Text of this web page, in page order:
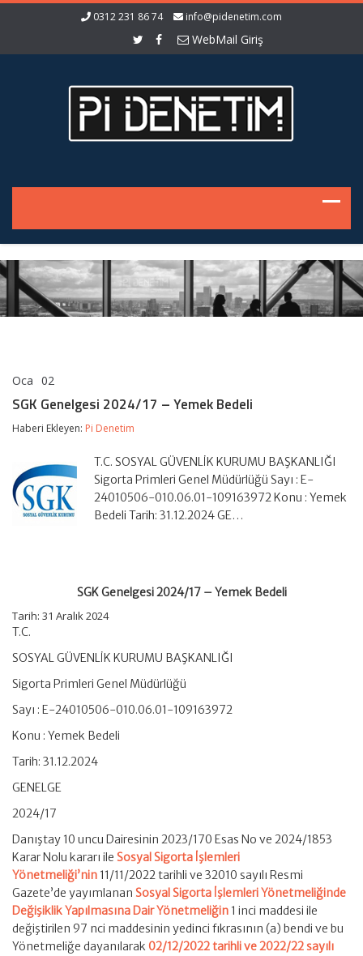
0312 231 86 74 info@pidenetim.com
WebMail Giriş
Oca 02
2024/17
Yemek
için
SGK Genelgesi 2024/17 – Yemek Bedeli
Haberi Ekleyen: Pi Denetim
T.C. SOSYAL GÜVENLİK KURUMU BAŞKANLIĞI
Sigorta Primleri Genel Müdürlüğü Sayı : E-
24010506-010.06.01-109163972 Konu : Yemek
Bedeli Tarih: 31.12.2024 GE…
SGK Genelgesi 2024/17 – Yemek Bedeli
Tarih: 31 Aralık 2024
T.C.
SOSYAL GÜVENLİK KURUMU BAŞKANLIĞI
Sigorta Primleri Genel Müdürlüğü
Sayı : E-24010506-010.06.01-109163972
Konu : Yemek Bedeli
Tarih: 31.12.2024
GENELGE
2024/17
Danıştay 10 uncu Dairesinin 2023/170 Esas No ve 2024/1853
Karar Nolu kararı ile Sosyal Sigorta İşlemleri
Yönetmeliği’nin 11/11/2022 tarihli ve 32010 sayılı Resmi
Gazete’de yayımlanan Sosyal Sigorta İşlemleri Yönetmeliğinde
Değişiklik Yapılmasına Dair Yönetmeliğin 1 inci maddesi ile
değiştirilen 97 nci maddesinin yedinci fıkrasının (a) bendi ve bu
Yönetmeliğe dayanılarak 02/12/2022 tarihli ve 2022/22 sayılı